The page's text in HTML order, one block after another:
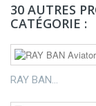
30 AUTRES
CATÉGORIE :
RAY BAN...